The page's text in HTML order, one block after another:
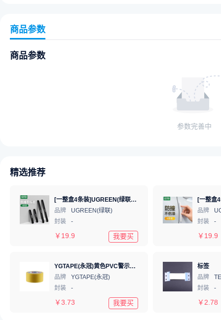
商品参数
商品参数
参数完善中
精选推荐
[一整盒4条装]UGREEN(绿联)汽车车门防撞条 前后门防刮蹭防擦条车身装饰条 功能小件车外饰汽车保护贴胶条简约3M胶 曜岩黑 80874
品牌
UGREEN(绿联)
封装
-
￥ 19.9 我要买
品牌
封装
-
￥ 19.9
YGTAPE(永冠)黄色PVC警示胶带48mmx16m
品牌
YGTAPE(永冠)
封装
-
￥3.73 我要买
标签
品牌
封装
-
￥ 2.78